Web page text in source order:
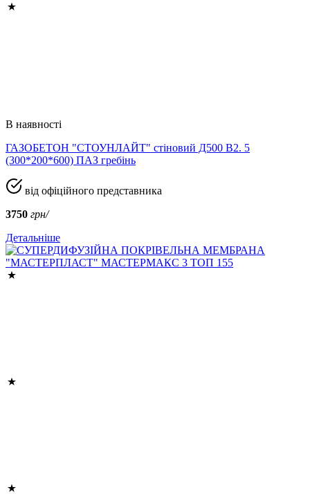
В наявності
ГАЗОБЕТОН "СТОУНЛАЙТ" стіновий Д500 В2. 5
(300*200*600) ПАЗ гребінь
від офіційного представника
3750 грн/
Детальніше